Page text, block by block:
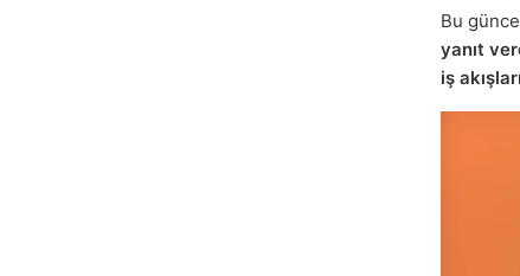
Bu
yanıt
iş